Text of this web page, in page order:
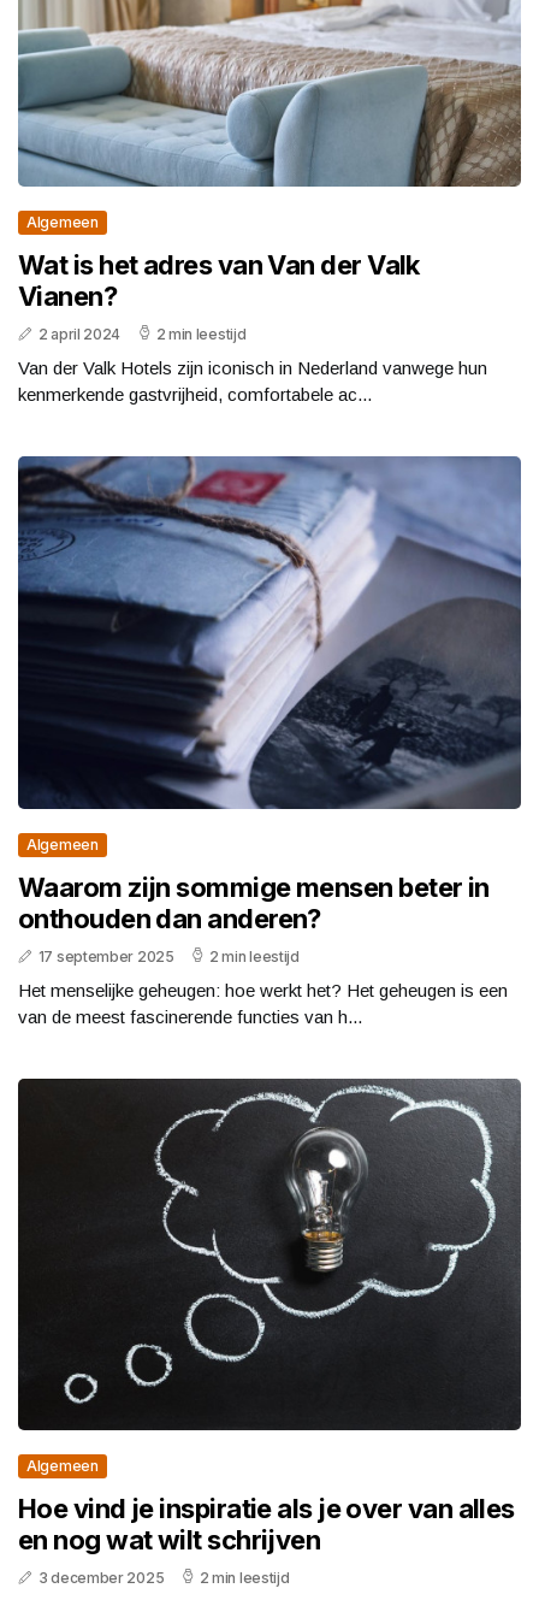
Algemeen
Wat is het adres van Van der Valk
Vianen?
2 april 2024 2 min leestijd
Van der Valk Hotels zijn iconisch in Nederland vanwege hun
kenmerkende gastvrijheid, comfortabele ac...
Algemeen
Waarom zijn sommige mensen beter in
onthouden dan anderen?
17 september 2025 2 min leestijd
Het menselijke geheugen: hoe werkt het? Het geheugen is een
van de meest fascinerende functies van h...
Algemeen
Hoe vind je inspiratie als je over van alles
en nog wat wilt schrijven
3 december 2025 2 min leestijd